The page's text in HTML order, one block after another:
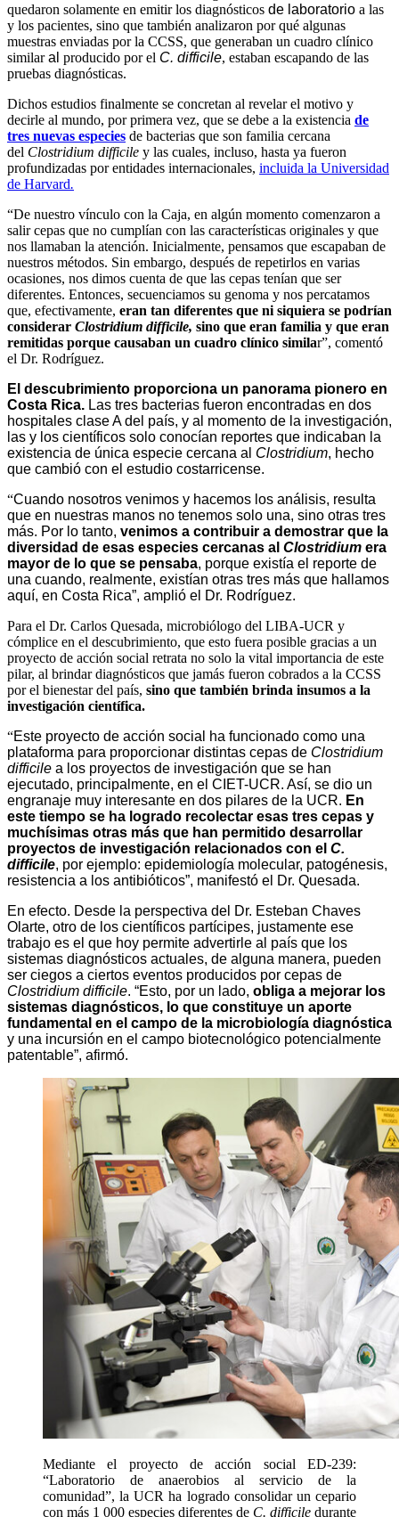
quedaron solamente en emitir los diagnósticos de laboratorio a las
y los pacientes, sino que también analizaron por qué algunas
muestras enviadas por la CCSS, que generaban un cuadro clínico
similar al producido por el C. difficile, estaban escapando de las
pruebas diagnósticas.
Dichos estudios finalmente se concretan al revelar el motivo y
decirle al mundo, por primera vez, que se debe a la existencia de
tres nuevas especies de bacterias que son familia cercana
del Clostridium difficile y las cuales, incluso, hasta ya fueron
profundizadas por entidades internacionales, incluida la Universidad
de Harvard.
“De nuestro vínculo con la Caja, en algún momento comenzaron a
salir cepas que no cumplían con las características originales y que
nos llamaban la atención. Inicialmente, pensamos que escapaban de
nuestros métodos. Sin embargo, después de repetirlos en varias
ocasiones, nos dimos cuenta de que las cepas tenían que ser
diferentes. Entonces, secuenciamos su genoma y nos percatamos
que, efectivamente, eran tan diferentes que ni siquiera se podrían
considerar Clostridium difficile, sino que eran familia y que eran
remitidas porque causaban un cuadro clínico similar”, comentó
el Dr. Rodríguez.
El descubrimiento proporciona un panorama pionero en
Costa Rica. Las tres bacterias fueron encontradas en dos
hospitales clase A del país, y al momento de la investigación,
las y los científicos solo conocían reportes que indicaban la
existencia de única especie cercana al Clostridium, hecho
que cambió con el estudio costarricense.
“Cuando nosotros venimos y hacemos los análisis, resulta
que en nuestras manos no tenemos solo una, sino otras tres
más. Por lo tanto, venimos a contribuir a demostrar que la
diversidad de esas especies cercanas al Clostridium era
mayor de lo que se pensaba, porque existía el reporte de
una cuando, realmente, existían otras tres más que hallamos
aquí, en Costa Rica”, amplió el Dr. Rodríguez.
Para el Dr. Carlos Quesada, microbiólogo del LIBA-UCR y
cómplice en el descubrimiento, que esto fuera posible gracias a un
proyecto de acción social retrata no solo la vital importancia de este
pilar, al brindar diagnósticos que jamás fueron cobrados a la CCSS
por el bienestar del país, sino que también brinda insumos a la
investigación científica.
“Este proyecto de acción social ha funcionado como una
plataforma para proporcionar distintas cepas de Clostridium
difficile a los proyectos de investigación que se han
ejecutado, principalmente, en el CIET-UCR. Así, se dio un
engranaje muy interesante en dos pilares de la UCR. En
este tiempo se ha logrado recolectar esas tres cepas y
muchísimas otras más que han permitido desarrollar
proyectos de investigación relacionados con el C.
difficile, por ejemplo: epidemiología molecular, patogénesis,
resistencia a los antibióticos”, manifestó el Dr. Quesada.
En efecto. Desde la perspectiva del Dr. Esteban Chaves
Olarte, otro de los científicos partícipes, justamente ese
trabajo es el que hoy permite advertirle al país que los
sistemas diagnósticos actuales, de alguna manera, pueden
ser ciegos a ciertos eventos producidos por cepas de
Clostridium difficile. “Esto, por un lado, obliga a mejorar los
sistemas diagnósticos, lo que constituye un aporte
fundamental en el campo de la microbiología diagnóstica
y una incursión en el campo biotecnológico potencialmente
patentable”, afirmó.
Mediante el proyecto de acción social ED-239:
“Laboratorio de anaerobios al servicio de la
comunidad”, la UCR ha logrado consolidar un cepario
con más 1 000 especies diferentes de C. difficile durante